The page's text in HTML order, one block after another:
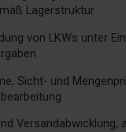
Lagerstruktur
von LKWs unter
Sicht- und
Versandabwicklung,